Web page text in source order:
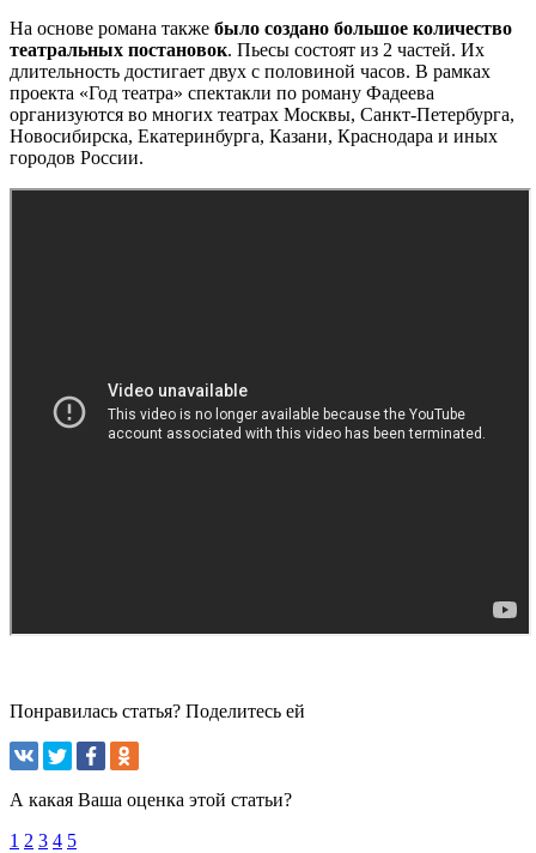
На основе романа также было создано большое количество
театральных постановок. Пьесы состоят из 2 частей. Их
длительность достигает двух с половиной часов. В рамках
проекта «Год театра» спектакли по роману Фадеева
организуются во многих театрах Москвы, Санкт-Петербурга,
Новосибирска, Екатеринбурга, Казани, Краснодара и иных
городов России.
Понравилась статья? Поделитесь ей
А какая Ваша оценка этой статьи?
1 2 3 4 5